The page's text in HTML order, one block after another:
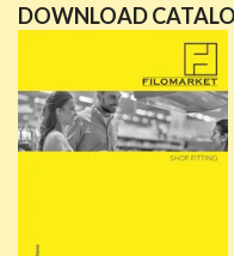
DOWNLOAD